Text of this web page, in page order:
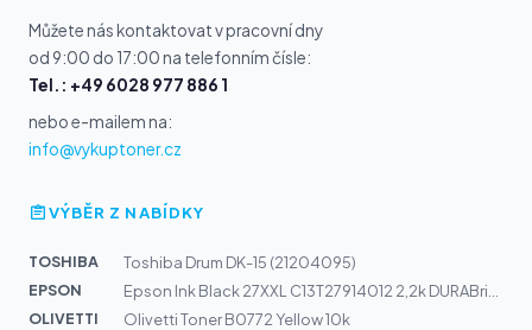
Můžete nás kontaktovat v pracovní dny
od 9:00 do 17:00 na telefonním čísle:
Tel.: +49 6028 977 886 1
nebo e-mailem na:
info@vykuptoner.cz
VÝBĚR Z NABÍDKY
TOSHIBA
Toshiba Drum DK-15 (21204095)
EPSON
OLIVETTI
Olivetti Toner B0772 Yellow 10k